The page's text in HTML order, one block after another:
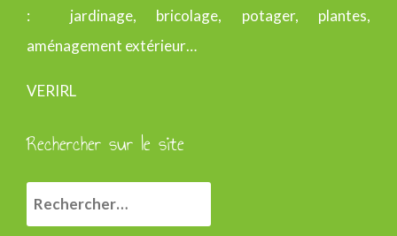
: jardinage, bricolage, potager, plantes,
aménagement extérieur…
VERIRL
Rechercher sur le site
R
e